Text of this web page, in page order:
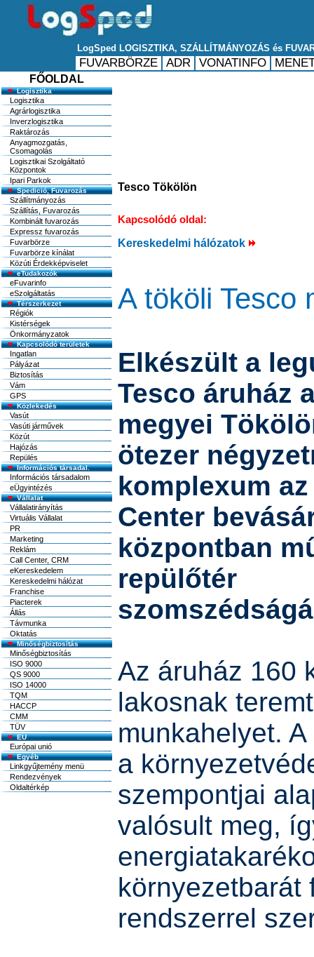
FŐOLDAL
Logisztika
Logisztika
Agrárlogisztika
Inverzlogisztika
Raktározás
Anyagmozgatás,
Csomagolás
Logisztikai Szolgáltató
Központok
Ipari Parkok
Spedició, Fuvarozás
Szállítmányozás
Szállítás, Fuvarozás
Kombinált fuvarozás
Expressz fuvarozás
Fuvarbörze
Fuvarbörze kínálat
Közúti Érdekképviselet
eTudakozók
eFuvarinfo
eSzolgáltatás
Térszerkezet
Régiók
Kistérségek
Önkormányzatok
Kapcsolódó területek
Ingatlan
Pályázat
Biztosítás
Vám
GPS
Közlekedés
Vasút
Vasúti járművek
Közút
Hajózás
Repülés
Információs társadal.
Információs társadalom
eÜgyintézés
Vállalat
Vállalatirányítás
Virtuális Vállalat
PR
Marketing
Reklám
Call Center, CRM
eKereskedelem
Kereskedelmi hálózat
Franchise
Piacterek
Állás
Távmunka
Oktatás
Minőségbiztosítás
Minőségbiztosítás
ISO 9000
QS 9000
ISO 14000
TQM
HACCP
CMM
TÜV
EU
Európai unió
Egyéb
Linkgyűjtemény menü
Rendezvények
Oldaltérkép
Tesco Tökölön
Kapcsolódó oldal:
Kereskedelmi hálózatok
A tököli Tesco
Elkészült a
Tesco áruház
megyei
ötezer
komplexum
Center
központban
repülőtér
Az áruház 160
lakosnak
munkahelyet.
a
szempontjai
valósult meg,
környezetbarát
rendszerrel